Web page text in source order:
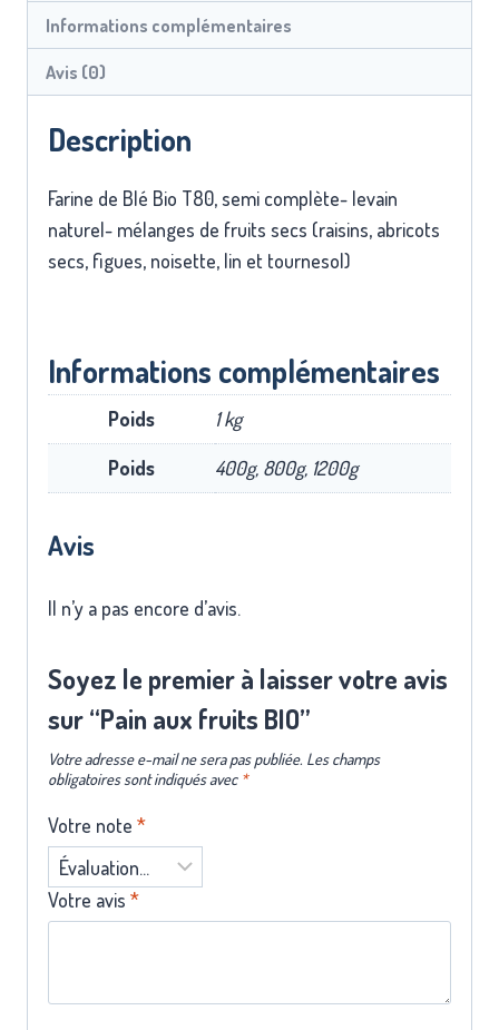
Informations complémentaires
Avis (0)
Description
Farine de Blé Bio T80, semi complète- levain
naturel- mélanges de fruits secs (raisins, abricots
secs, figues, noisette, lin et tournesol)
Informations complémentaires
Poids
1 kg
Poids
400g, 800g, 1200g
Avis
Il n’y a pas encore d’avis.
Soyez le premier à laisser votre avis
sur “Pain aux fruits BIO”
Votre adresse e-mail ne sera pas publiée. Les champs
obligatoires sont indiqués avec *
Votre note *
Votre avis *